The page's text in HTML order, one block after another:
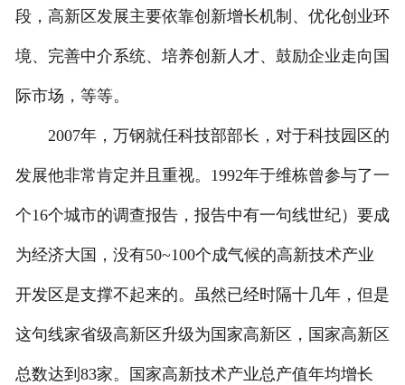
段，高新区发展主要依靠创新增长机制、优化创业环
境、完善中介系统、培养创新人才、鼓励企业走向国
际市场，等等。
2007年，万钢就任科技部部长，对于科技园区的
发展他非常肯定并且重视。1992年于维栋曾参与了一
个16个城市的调查报告，报告中有一句线世纪）要成
为经济大国，没有50~100个成气候的高新技术产业
开发区是支撑不起来的。虽然已经时隔十几年，但是
这句线家省级高新区升级为国家高新区，国家高新区
总数达到83家。国家高新技术产业总产值年均增长